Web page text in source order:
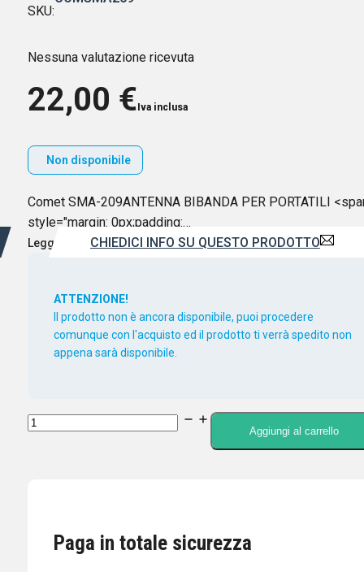
SKU:
Nessuna valutazione ricevuta
22,00 € Iva inclusa
Non disponibile
Comet SMA-209ANTENNA BIBANDA PER PORTATILI
style="margin: 0px;padding:…
Leggi di più CHIEDICI INFO SU QUESTO PRODOTTO
ATTENZIONE!
Il prodotto non è ancora disponibile, puoi procedere
comunque con l'acquisto ed il prodotto ti verrà spedito non
appena sarà disponibile.
COMET
Aggiungi al carrello
Paga in totale sicurezza